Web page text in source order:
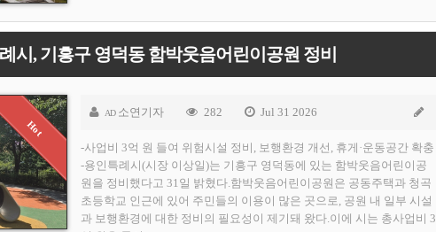
시, 기흥구 영덕동 함박웃음어린이공원 정비
AD 소연기자 282 Jul 31 2026
-사업비 3억 원 들여 위험시설 정비, 보행환경 개선, 휴게·운동공간 확충
-용인특례시(시장 이상일)는 기흥구 영덕동에 있는 함박웃음어린이공
원을 정비했다고 31일 밝혔다.함박웃음어린이공원은 공동주택과 청곡
초등학교 인근에 있어 주민들의 이용이 많은 곳으로, 공원 내 일부 시설
과 보행환경에 대한 정비의 필요성이 제기돼 왔다.이에 시는 총사업비 3